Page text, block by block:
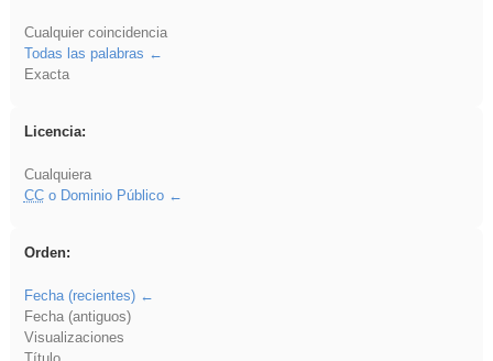
Cualquier coincidencia
Todas las palabras
Exacta
Licencia:
Cualquiera
CCo Dominio Público
Orden:
Fecha (recientes)
Fecha (antiguos)
Visualizaciones